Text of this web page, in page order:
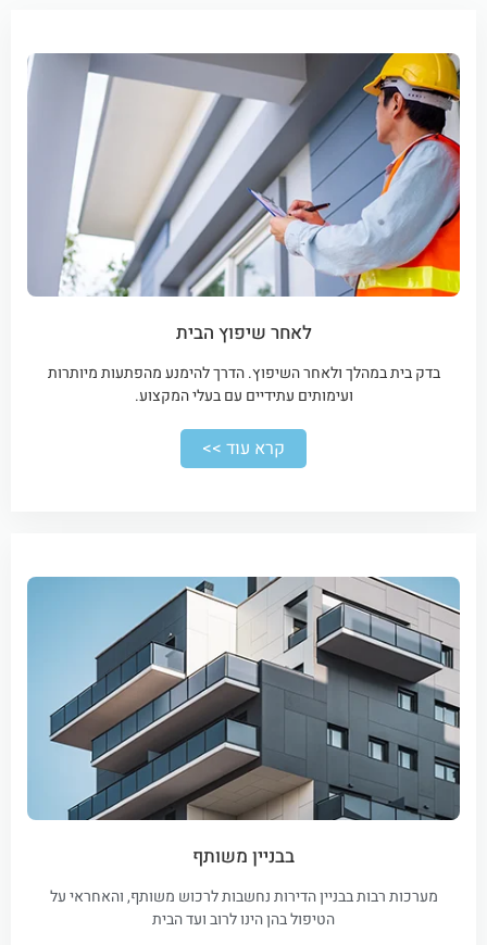
לאחר שיפוץ הבית
בדק בית במהלך ולאחר השיפוץ. הדרך להימנע מהפתעות מיותרות
ועימותים עתידיים עם בעלי המקצוע.
קרא עוד >>
בבניין משותף
מערכות רבות בבניין הדירות נחשבות לרכוש משותף, והאחראי על
הטיפול בהן הינו לרוב ועד הבית